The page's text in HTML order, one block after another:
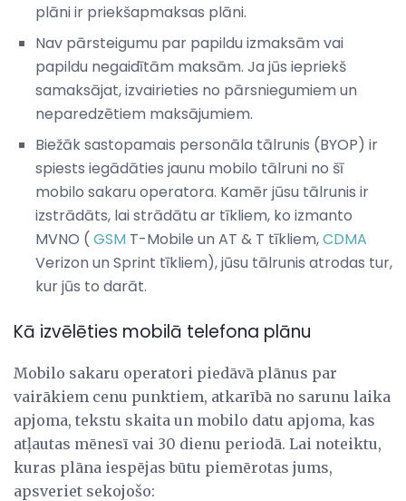
plāni ir priekšapmaksas plāni.
Nav pārsteigumu par papildu izmaksām vai
papildu negaidītām maksām. Ja jūs iepriekš
samaksājat, izvairieties no pārsniegumiem un
neparedzētiem maksājumiem.
Biežāk sastopamais personāla tālrunis (BYOP) ir
spiests iegādāties jaunu mobilo tālruni no šī
mobilo sakaru operatora. Kamēr jūsu tālrunis ir
izstrādāts, lai strādātu ar tīkliem, ko izmanto
MVNO ( GSM T-Mobile un AT & T tīkliem,CDMA
Verizon un Sprint tīkliem), jūsu tālrunis atrodas tur,
kur jūs to darāt.
Kā izvēlēties mobilā telefona plānu
Mobilo sakaru operatori piedāvā plānus par
vairākiem cenu punktiem, atkarībā no sarunu laika
apjoma, tekstu skaita un mobilo datu apjoma, kas
atļautas mēnesī vai 30 dienu periodā. Lai noteiktu,
kuras plāna iespējas būtu piemērotas jums,
apsveriet sekojošo: